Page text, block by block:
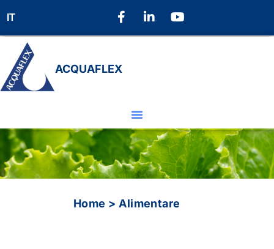
IT
ACQUAFLEX
Home > Alimentare